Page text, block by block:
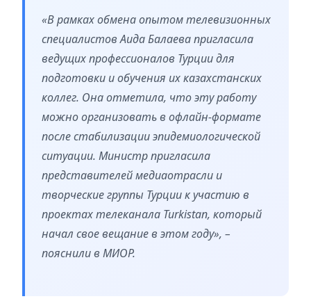
«В рамках обмена опытом телевизионных
специалистов Аида Балаева пригласила
ведущих профессионалов Турции для
подготовки и обучения их казахстанских
коллег. Она отметила, что эту работу
можно организовать в офлайн-формате
после стабилизации эпидемиологической
ситуации. Министр пригласила
представителей медиаотрасли и
творческие группы Турции к участию в
проектах телеканала Turkistan, который
начал свое вещание в этом году», –
пояснили в МИОР.